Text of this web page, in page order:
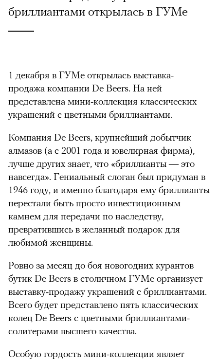
бриллиантами открылась в ГУМе
1 декабря в ГУМе открылась выставка-
продажа компании De Beers. На ней
представлена мини-коллекция классических
украшений с цветными бриллиантами.
Компания De Beers, крупнейший добытчик
алмазов (а с 2001 года и ювелирная фирма),
лучше других знает, что «бриллианты — это
навсегда». Гениальный слоган был придуман в
1946 году, и именно благодаря ему бриллианты
перестали быть просто инвестиционным
камнем для передачи по наследству,
превратившись в желанный подарок для
любимой женщины.
Ровно за месяц до боя новогодних курантов
бутик De Beers в столичном ГУМе организует
выставку-продажу украшений с бриллиантами.
Всего будет представлено пять классических
колец De Beers с цветными бриллиантами-
солитерами высшего качества.
Особую гордость мини-коллекции являет